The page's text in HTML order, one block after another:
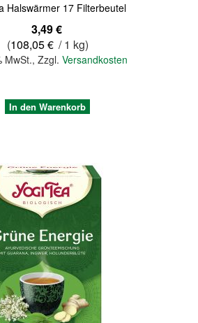
Halswärmer 17 Filterbeutel
3,49 €
(108,05 € / 1 kg)
MwSt.,Zzgl.Versandkosten
In den Warenkorb